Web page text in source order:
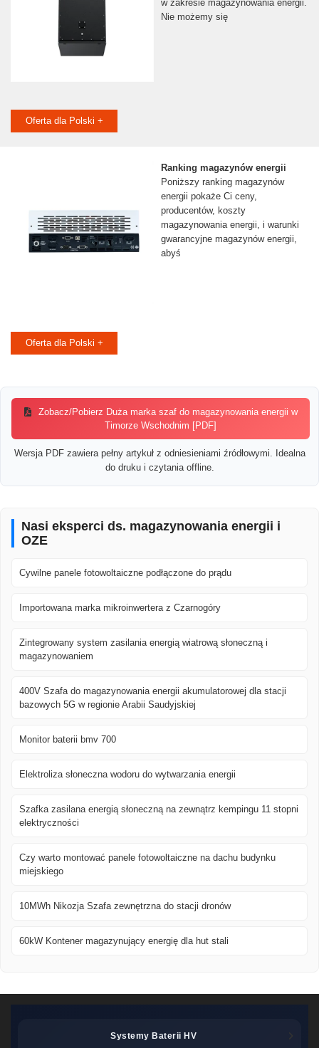
w zakresie magazynowania energii.
Nie możemy się
Oferta dla Polski +
Ranking magazynów energii
Poniższy ranking magazynów
energii pokaże Ci ceny,
producentów, koszty
magazynowania energii, i warunki
gwarancyjne magazynów energii,
abyś
Oferta dla Polski +
Zobacz/Pobierz Duża marka szaf do magazynowania energii w
Timorze Wschodnim [PDF]
Wersja PDF zawiera pełny artykuł z odniesieniami źródłowymi. Idealna
do druku i czytania offline.
Nasi eksperci ds. magazynowania energii i
OZE
Cywilne panele fotowoltaiczne podłączone do prądu
Importowana marka mikroinwertera z Czarnogóry
Zintegrowany system zasilania energią wiatrową słoneczną i
magazynowaniem
400V Szafa do magazynowania energii akumulatorowej dla stacji
bazowych 5G w regionie Arabii Saudyjskiej
Monitor baterii bmv 700
Elektroliza słoneczna wodoru do wytwarzania energii
Szafka zasilana energią słoneczną na zewnątrz kempingu 11 stopni
elektryczności
Czy warto montować panele fotowoltaiczne na dachu budynku
miejskiego
10MWh Nikozja Szafa zewnętrzna do stacji dronów
60kW Kontener magazynujący energię dla hut stali
Systemy Baterii HV